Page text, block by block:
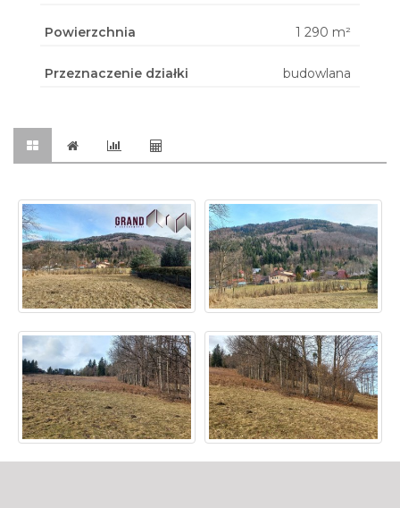
Powierzchnia 1 290 m²
Przeznaczenie działki budowlana